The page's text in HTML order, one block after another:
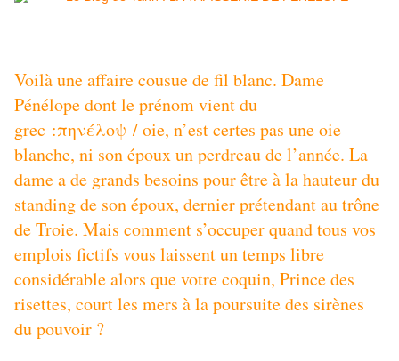
Voilà une affaire cousue de fil blanc. Dame
Pénélope dont le prénom vient du
grec :πηνέλοψ / oie, n’est certes pas une oie
blanche, ni son époux un perdreau de l’année. La
dame a de grands besoins pour être à la hauteur du
standing de son époux, dernier prétendant au trône
de Troie. Mais comment s’occuper quand tous vos
emplois fictifs vous laissent un temps libre
considérable alors que votre coquin, Prince des
risettes, court les mers à la poursuite des sirènes
du pouvoir ?